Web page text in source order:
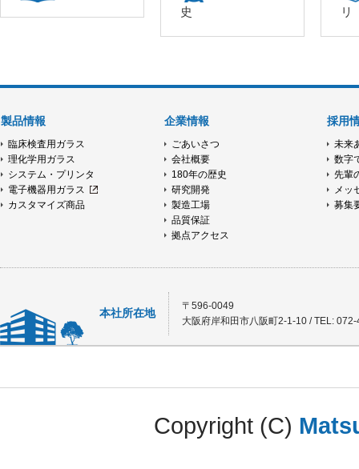
史
リ
製品情報
臨床検査用ガラス
理化学用ガラス
システム・プリンタ
電子機器用ガラス
カスタマイズ商品
企業情報
ごあいさつ
会社概要
180年の歴史
研究開発
製造工場
品質保証
拠点アクセス
採用
未来
数字
先輩
メッ
募集
本社所在地
〒596-0049
大阪府岸和田市八阪町2-1-10 / TEL:
Copyright (C)